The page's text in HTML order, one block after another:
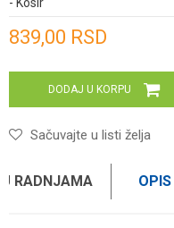
839,00 RSD
DODAJ U KORPU
Sačuvajte u listi želja
RADNJAMA